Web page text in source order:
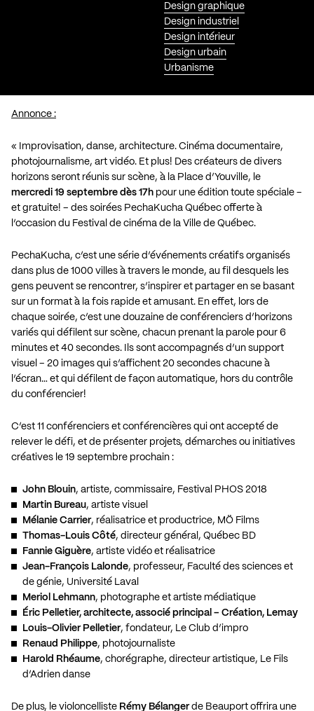
Design graphique
Design industriel
Design intérieur
Design urbain
Urbanisme
Annonce :
« Improvisation, danse, architecture. Cinéma documentaire,
photojournalisme, art vidéo. Et plus! Des créateurs de divers
horizons seront réunis sur scène, à la Place d’Youville, le
mercredi 19 septembre dès 17h pour une édition toute spéciale –
et gratuite! – des soirées PechaKucha Québec offerte à
l’occasion du Festival de cinéma de la Ville de Québec.
PechaKucha, c’est une série d’événements créatifs organisés
dans plus de 1000 villes à travers le monde, au fil desquels les
gens peuvent se rencontrer, s’inspirer et partager en se basant
sur un format à la fois rapide et amusant. En effet, lors de
chaque soirée, c’est une douzaine de conférenciers d’horizons
variés qui défilent sur scène, chacun prenant la parole pour 6
minutes et 40 secondes. Ils sont accompagnés d’un support
visuel – 20 images qui s’affichent 20 secondes chacune à
l’écran… et qui défilent de façon automatique, hors du contrôle
du conférencier!
C’est 11 conférenciers et conférencières qui ont accepté de
relever le défi, et de présenter projets, démarches ou initiatives
créatives le 19 septembre prochain :
John Blouin, artiste, commissaire, Festival PHOS 2018
Martin Bureau, artiste visuel
Mélanie Carrier, réalisatrice et productrice, MÖ Films
Thomas-Louis Côté, directeur général, Québec BD
Fannie Giguère, artiste vidéo et réalisatrice
Jean-François Lalonde, professeur, Faculté des sciences et
de génie, Université Laval
Meriol Lehmann, photographe et artiste médiatique
Éric Pelletier, architecte, associé principal – Création, Lemay
Louis-Olivier Pelletier, fondateur, Le Club d’impro
Renaud Philippe, photojournaliste
Harold Rhéaume, chorégraphe, directeur artistique, Le Fils
d’Adrien danse
De plus, le violoncelliste Rémy Bélangerde Beauport offrira une